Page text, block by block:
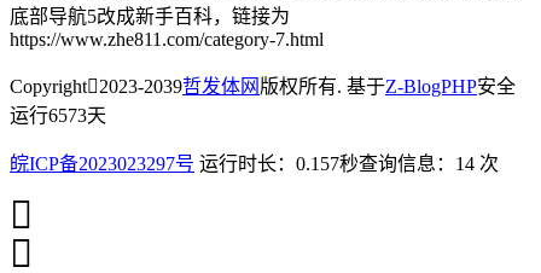
底部导航5改成新手百科，链接为
https://www.zhe811.com/category-7.html
Copyright 2023-2039哲发体网 版权所有. 基于Z-BlogPHP安全
运行6573天
皖ICP备2023023297号 运行时长：0.157秒查询信息：14 次